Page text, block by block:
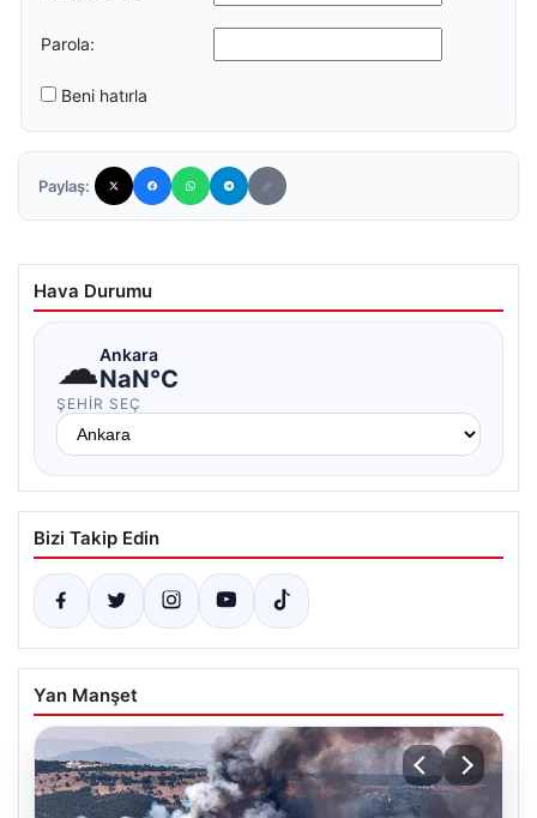
Parola:
Beni hatırla
Paylaş:
Hava Durumu
☁Ankara
NaN°C
ŞEHIR SEÇ
Bizi Takip Edin
Yan Manşet